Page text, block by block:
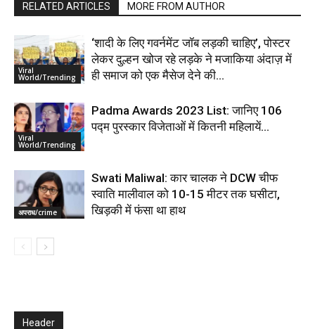
RELATED ARTICLES MORE FROM AUTHOR
Viral
World/Trending
‘शादी के लिए गवर्नमेंट जॉब लड़की चाहिए’, पोस्टर
लेकर दुल्हन खोज रहे लड़के ने मजाकिया अंदाज़ में
ही समाज को एक मैसेज देने की...
Viral
World/Trending
Padma Awards 2023 List: जानिए 106
पद्म पुरस्कार विजेताओं में कितनी महिलायें…
अपराध/crime
Swati Maliwal: कार चालक ने DCW चीफ
स्वाति मालीवाल को 10-15 मीटर तक घसीटा,
खिड़की में फंसा था हाथ
Header